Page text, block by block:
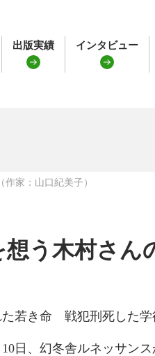
出版実績 インタビュー
家：山口紀美子）
う木村さん
た若き命 戦犯刑死した学
10日、幻冬舎ルネッサン